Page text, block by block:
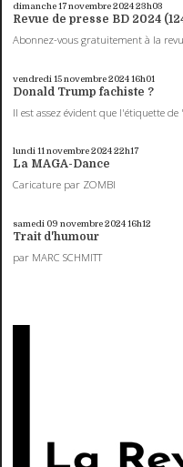
dimanche 17novembre 202423h03
Revue de presse BD 2024
Abonnez-vous gratuitement à la
vendredi 15novembre 202416h01
Donald Trump fachiste ?
Il est assez évident que l'étiquette de
lundi 11novembre 202422h17
La MAGA-Dance
Caricature par ZOMBI
samedi 09 novembre 202416h12
Trait d'humour
par MARC SCHMITT